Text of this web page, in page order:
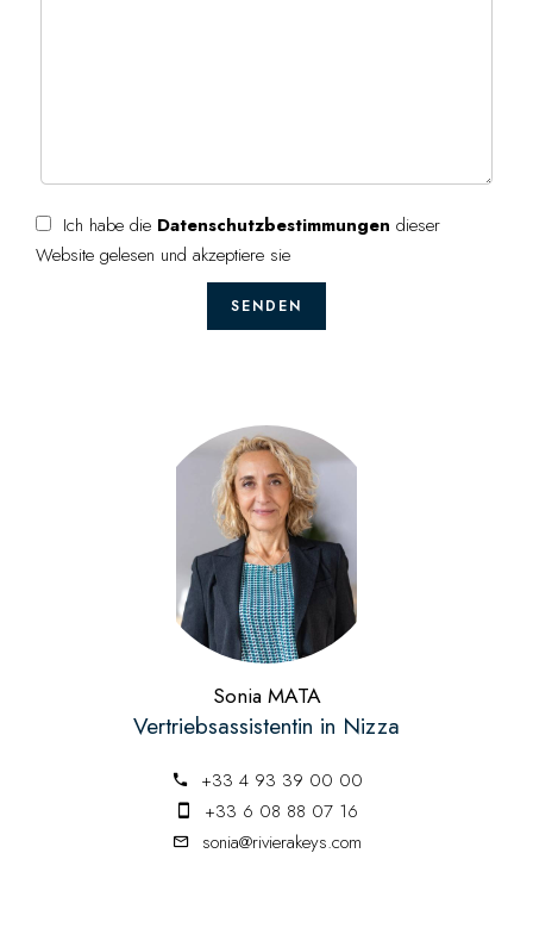
Ich habe die Datenschutzbestimmungen dieser
Website gelesen und akzeptiere sie
SENDEN
Sonia MATA
Vertriebsassistentin in Nizza
+33 4 93 39 00 00
+33 6 08 88 07 16
sonia@rivierakeys.com